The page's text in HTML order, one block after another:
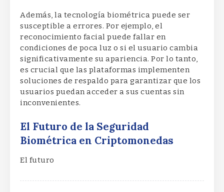
Además, la tecnología biométrica puede ser
susceptible a errores. Por ejemplo, el
reconocimiento facial puede fallar en
condiciones de poca luz o si el usuario cambia
significativamente su apariencia. Por lo tanto,
es crucial que las plataformas implementen
soluciones de respaldo para garantizar que los
usuarios puedan acceder a sus cuentas sin
inconvenientes.
El Futuro de la Seguridad
Biométrica en Criptomonedas
El futuro